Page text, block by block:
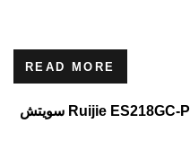
READ MORE
سويتش Ruijie ES218GC-P